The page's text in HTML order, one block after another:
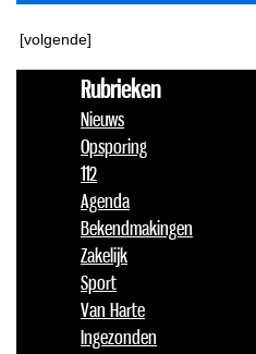
[volgende]
Rubrieken
Nieuws
Opsporing
112
Agenda
Bekendmakingen
Zakelijk
Sport
Van Harte
Ingezonden